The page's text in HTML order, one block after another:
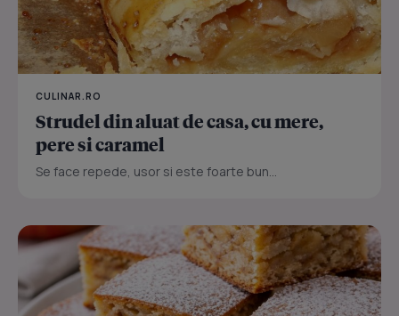
CULINAR.RO
Strudel din aluat de casa, cu mere,
pere si caramel
Se face repede, usor si este foarte bun...